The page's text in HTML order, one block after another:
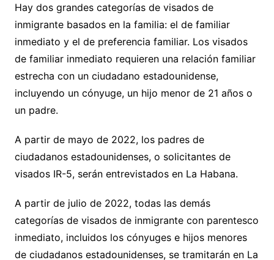
Hay dos grandes categorías de visados de
inmigrante basados en la familia: el de familiar
inmediato y el de preferencia familiar. Los visados
de familiar inmediato requieren una relación familiar
estrecha con un ciudadano estadounidense,
incluyendo un cónyuge, un hijo menor de 21 años o
un padre.
A partir de mayo de 2022, los padres de
ciudadanos estadounidenses, o solicitantes de
visados IR-5, serán entrevistados en La Habana.
A partir de julio de 2022, todas las demás
categorías de visados de inmigrante con parentesco
inmediato, incluidos los cónyuges e hijos menores
de ciudadanos estadounidenses, se tramitarán en La